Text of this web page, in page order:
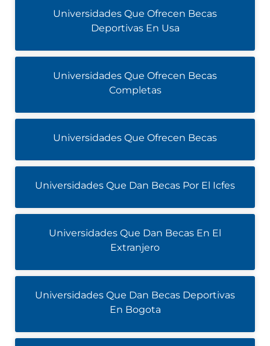
Universidades Que Ofrecen Becas
Deportivas En Usa
Universidades Que Ofrecen Becas
Completas
Universidades Que Ofrecen Becas
Universidades Que Dan Becas Por El Icfes
Universidades Que Dan Becas En El
Extranjero
Universidades Que Dan Becas Deportivas
En Bogota